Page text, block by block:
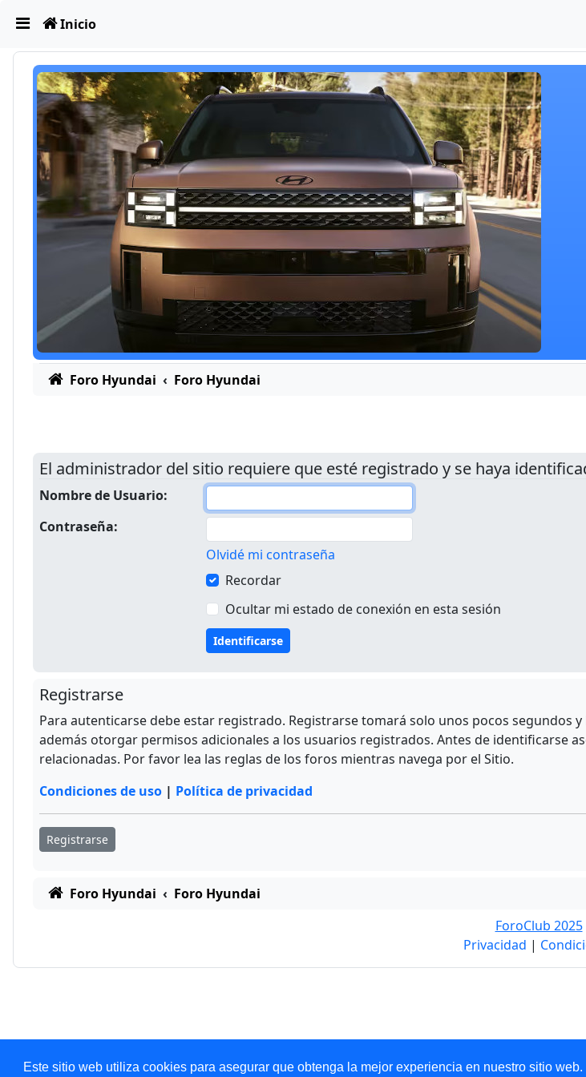
Este sitio web utiliza cookies para asegurar que obtenga la mejor experiencia en nuestro sitio web.
Obviar Inicio
Foro Hyundai Foro Hyundai
El administrador del sitio requiere que esté registrado y se haya
Nombre de Usuario:
Contraseña:
Olvidé mi contraseña
Recordar
Ocultar mi estado de conexión en esta sesión
Registrarse
Para autenticarse debe estar registrado. Registrarse tomará solo unos pocos segundos
además otorgar permisos adicionales a los usuarios registrados. Antes de identificarse
relacionadas. Por favor lea las reglas de los foros mientras navega por el Sitio.
Condiciones de uso | Política de privacidad
Registrarse
Foro Hyundai Foro Hyundai
ForoClub 2025
Privacidad |